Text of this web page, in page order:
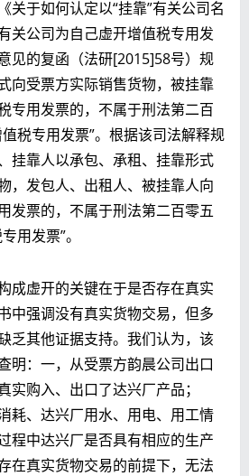
关于如何认定以“挂靠”有关公司名
关公司为自己虚开增值税专用发
见的复函（法研[2015]58号）规
向受票方实际销售货物，被挂靠
专用发票的，不属于刑法第二百
税专用发票”。根据该司法解释规
挂靠人以承包、承租、挂靠形式
，发包人、出租人、被挂靠人向
发票的，不属于刑法第二百零五
用发票”。
成虚开的关键在于是否存在真实
中强调没有真实货物交易，但多
乏其他证据支持。我们认为，该
明：一，从受票方韵晨公司出口
实购入、出口了达兴厂产品；
耗、达兴厂用水、用电、用工情
程中达兴厂是否具有相应的生产
在真实货物交易的前提下，无法